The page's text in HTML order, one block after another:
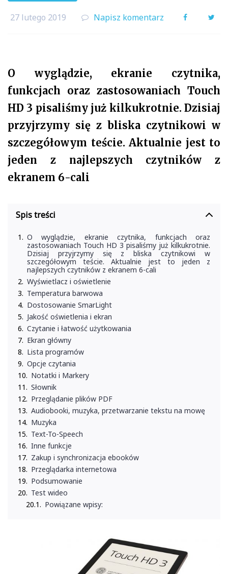
27 lutego 2019 Napisz komentarz Facebook
O wyglądzie, ekranie czytnika,
funkcjach oraz zastosowaniach Touch
HD 3 pisaliśmy już kilkukrotnie. Dzisiaj
przyjrzymy się z bliska czytnikowi w
szczegółowym teście. Aktualnie jest to
jeden z najlepszych czytników z
ekranem 6-cali
Spis treści
O wyglądzie, ekranie czytnika, funkcjach oraz
zastosowaniach Touch HD 3 pisaliśmy już kilkukrotnie.
Dzisiaj przyjrzymy się z bliska czytnikowi w
szczegółowym teście. Aktualnie jest to jeden z
najlepszych czytników z ekranem 6-cali
Wyświetlacz i oświetlenie
Temperatura barwowa
Dostosowanie SmarLight
Jakość oświetlenia i ekran
Czytanie i łatwość użytkowania
Ekran główny
Lista programów
Opcje czytania
Notatki i Markery
Słownik
Przeglądanie plików PDF
Audiobooki, muzyka, przetwarzanie tekstu na mowę
Muzyka
Text-To-Speech
Inne funkcje
Zakup i synchronizacja ebooków
Przeglądarka internetowa
Podsumowanie
Test wideo
Powiązane wpisy: